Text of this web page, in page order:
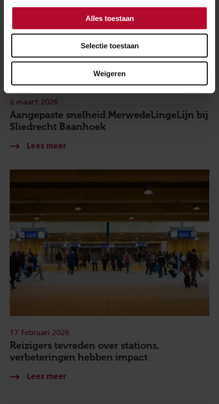
Alles toestaan
Selectie toestaan
Weigeren
Aangepaste snelheid MerwedeLingeLijn bij
Sliedrecht Baanhoek
6 maart 2026
Reizigers tevreden over stations,
verbeteringen hebben impact
17 februari 2026